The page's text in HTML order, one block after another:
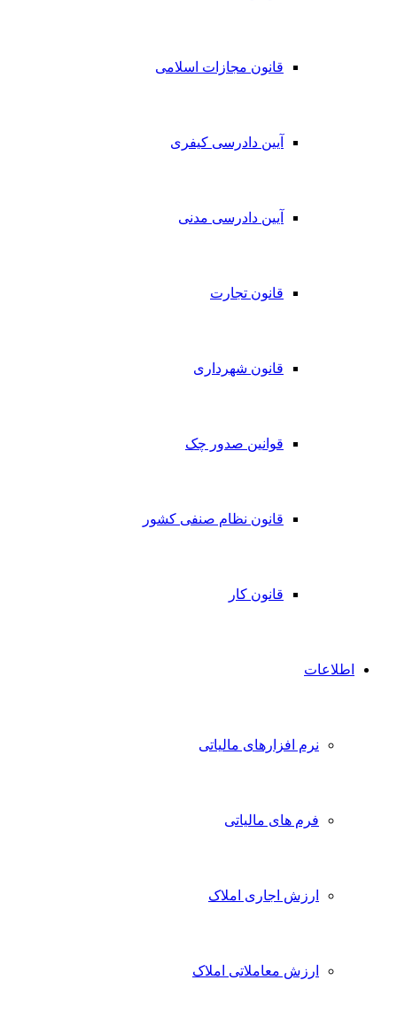
قانون مجازات اسلامی
آیین دادرسی کیفری
آیین دادرسی مدنی
قانون تجارت
قانون شهرداری
قوانین صدور چک
قانون نظام صنفی کشور
قانون کار
اطلاعات
نرم افزارهای مالیاتی
فرم های مالیاتی
ارزش اجاری املاک
ارزش معاملاتی املاک